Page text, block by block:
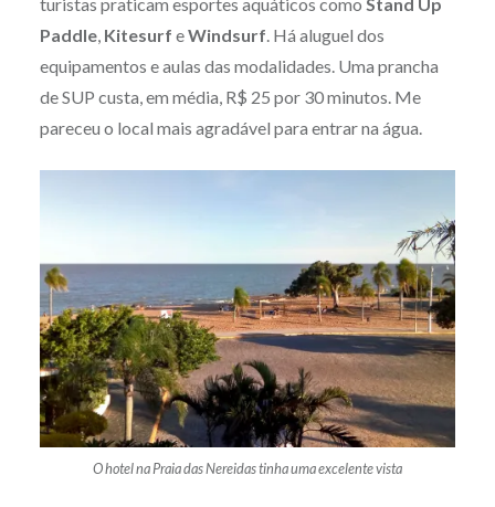
turistas praticam esportes aquáticos como Stand Up
Paddle, Kitesurf eWindsurf. Há aluguel dos
equipamentos e aulas das modalidades. Uma prancha
de SUP custa, em média, R$ 25 por 30 minutos. Me
pareceu o local mais agradável para entrar na água.
O hotel na Praia das Nereidas tinha uma excelente vista